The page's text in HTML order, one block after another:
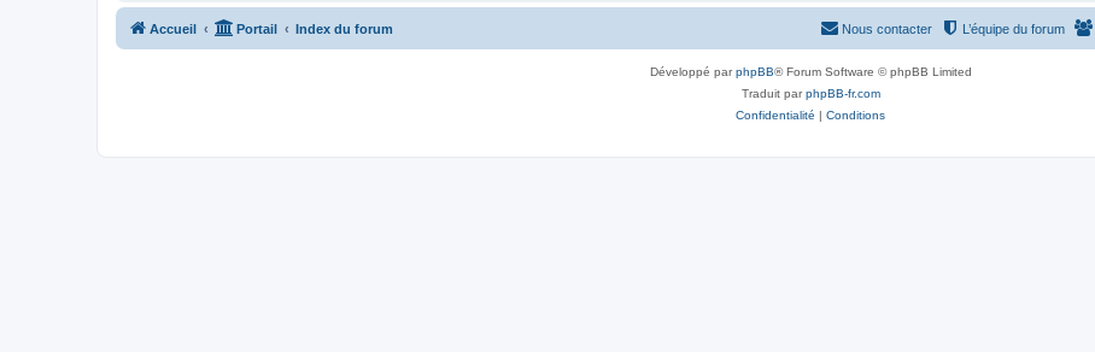
Accueil Portail Index du forum L’équipe du forum
Nous contacter
Développé parphpBB® Forum Software © phpBB Limited
Traduit parphpBB-fr.com
Confidentialité | Conditions